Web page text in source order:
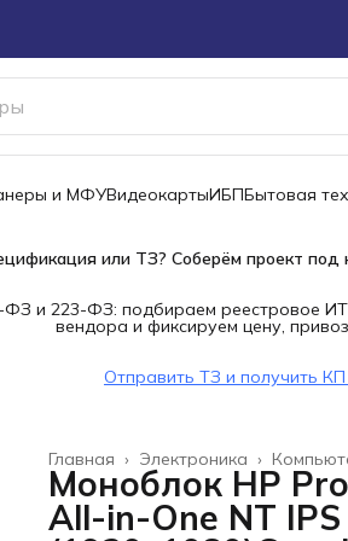
и МФУВидеокартыИБПБытовая
или ТЗ? Соберём проект
и 223-ФЗ: подбираем реестровое
вендора и фиксируем цену,
Отправить ТЗ и получить
Электроника ›
Главная ›
Моноблок HP
All-in-One NT